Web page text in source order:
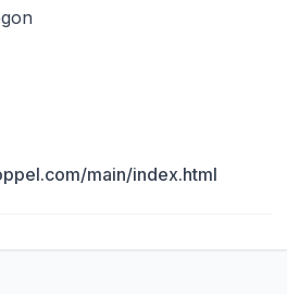
main/index.html